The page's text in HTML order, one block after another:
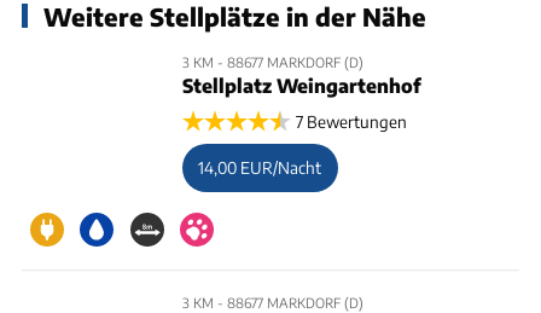
Weitere Stellplätze in der Nähe
3 KM - 88677 MARKDORF (D)
Stellplatz Weingartenhof
7 Bewertungen
14,00 EUR/Nacht
3 KM - 88677 MARKDORF (D)